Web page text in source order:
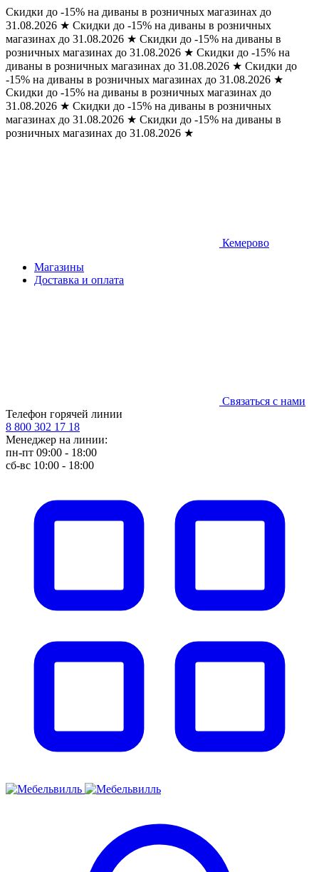
Скидки до -15% на диваны в розничных магазинах до
31.08.2026 ★ Скидки до -15% на диваны в розничных
магазинах до 31.08.2026 ★ Скидки до -15% на диваны в
розничных магазинах до 31.08.2026 ★ Скидки до -15% на
диваны в розничных магазинах до 31.08.2026 ★ Скидки до
-15% на диваны в розничных магазинах до 31.08.2026 ★
Скидки до -15% на диваны в розничных магазинах до
31.08.2026 ★ Скидки до -15% на диваны в розничных
магазинах до 31.08.2026 ★ Скидки до -15% на диваны в
розничных магазинах до 31.08.2026 ★
Кемерово
Магазины
Доставка и оплата
Связаться с нами
Телефон горячей линии
8 800 302 17 18
Менеджер на линии:
пн-пт 09:00 - 18:00
сб-вс 10:00 - 18:00